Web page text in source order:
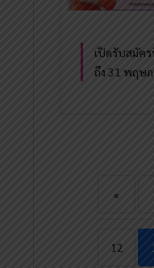
เปิดรับสมัค
ถึง 31 พฤษ
«
12